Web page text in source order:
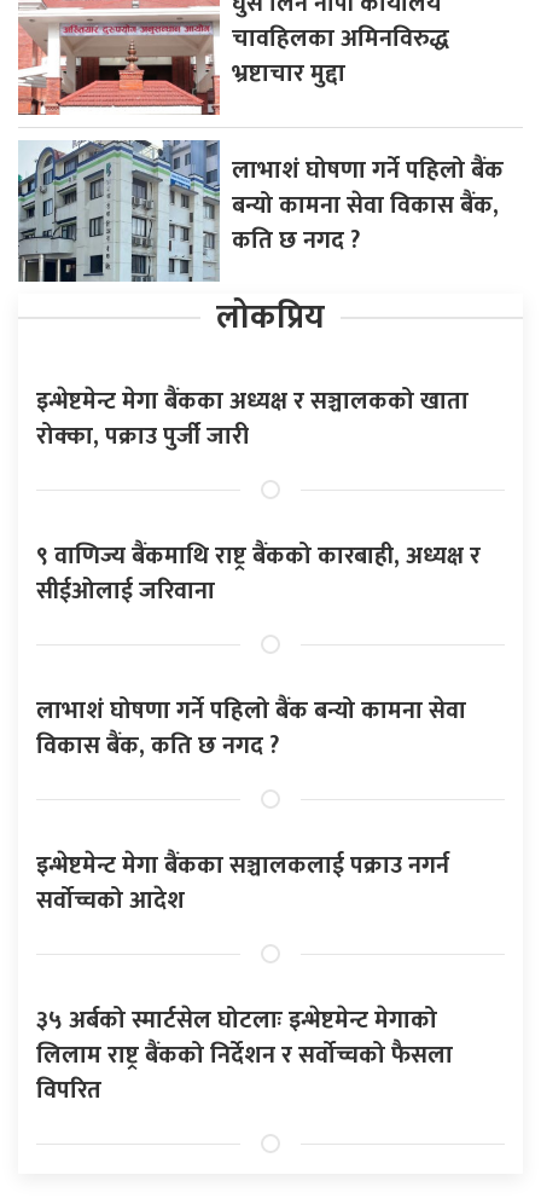
चावहिलका अमिनविरुद्ध
भ्रष्टाचार मुद्दा
लाभाशं घोषणा गर्ने पहिलो बैंक
बन्यो कामना सेवा विकास बैंक,
कति छ नगद ?
लोकप्रिय
इन्भेष्टमेन्ट मेगा बैंकका अध्यक्ष र सञ्चालकको खाता
रोक्का, पक्राउ पुर्जी जारी
९ वाणिज्य बैंकमाथि राष्ट्र बैंकको कारबाही, अध्यक्ष र
सीईओलाई जरिवाना
लाभाशं घोषणा गर्ने पहिलो बैंक बन्यो कामना सेवा
विकास बैंक, कति छ नगद ?
इन्भेष्टमेन्ट मेगा बैंकका सञ्चालकलाई पक्राउ नगर्न
सर्वोच्चको आदेश
३५ अर्बको स्मार्टसेल घोटलाः इन्भेष्टमेन्ट मेगाको
लिलाम राष्ट्र बैंकको निर्देशन र सर्वोच्चको फैसला
विपरित